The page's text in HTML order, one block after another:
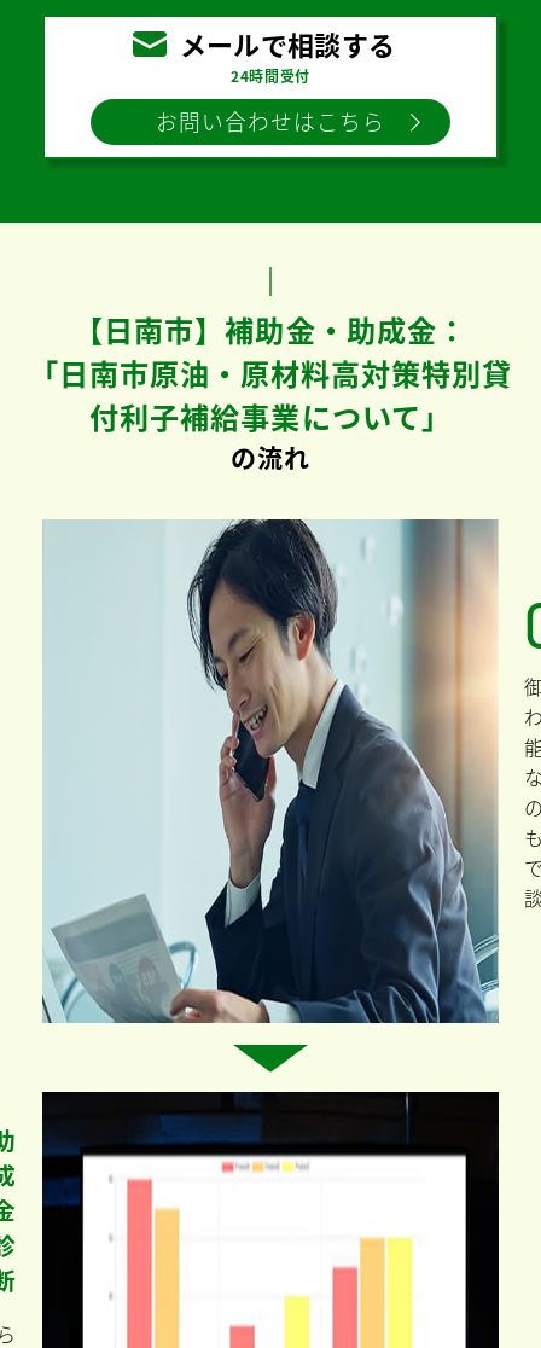
メールで相談する
24時間受付
お問い合わせはこちら
【日南市】補助金・助成金：
「日南市原油・原材料高対策特別貸
付利子補給事業について」
の流れ